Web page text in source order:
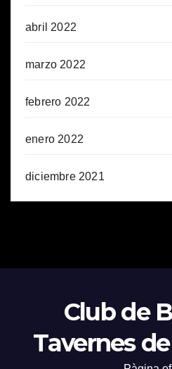
abril 2022
marzo 2022
febrero 2022
enero 2022
diciembre 2021
Club de
Tavernes